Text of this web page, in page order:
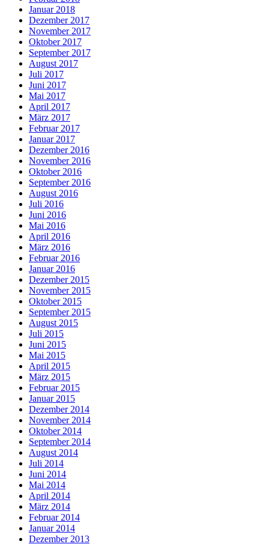
Januar 2018
Dezember 2017
November 2017
Oktober 2017
September 2017
August 2017
Juli 2017
Juni 2017
Mai 2017
April 2017
März 2017
Februar 2017
Januar 2017
Dezember 2016
November 2016
Oktober 2016
September 2016
August 2016
Juli 2016
Juni 2016
Mai 2016
April 2016
März 2016
Februar 2016
Januar 2016
Dezember 2015
November 2015
Oktober 2015
September 2015
August 2015
Juli 2015
Juni 2015
Mai 2015
April 2015
März 2015
Februar 2015
Januar 2015
Dezember 2014
November 2014
Oktober 2014
September 2014
August 2014
Juli 2014
Juni 2014
Mai 2014
April 2014
März 2014
Februar 2014
Januar 2014
Dezember 2013